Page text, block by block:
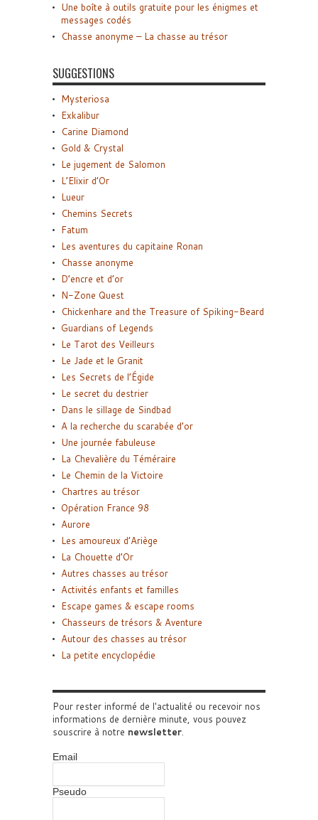
Une boîte à outils gratuite pour les énigmes et
messages codés
Chasse anonyme – La chasse au trésor
SUGGESTIONS
Mysteriosa
Exkalibur
Carine Diamond
Gold & Crystal
Le jugement de Salomon
L’Elixir d’Or
Lueur
Chemins Secrets
Fatum
Les aventures du capitaine Ronan
Chasse anonyme
D’encre et d’or
N-Zone Quest
Chickenhare and the Treasure of Spiking-Beard
Guardians of Legends
Le Tarot des Veilleurs
Le Jade et le Granit
Les Secrets de l’Égide
Le secret du destrier
Dans le sillage de Sindbad
A la recherche du scarabée d’or
Une journée fabuleuse
La Chevalière du Téméraire
Le Chemin de la Victoire
Chartres au trésor
Opération France 98
Aurore
Les amoureux d’Ariège
La Chouette d’Or
Autres chasses au trésor
Activités enfants et familles
Escape games & escape rooms
Chasseurs de trésors & Aventure
Autour des chasses au trésor
La petite encyclopédie
Pour rester informé de l'actualité ou recevoir nos
informations de dernière minute, vous pouvez
souscrire à notre newsletter.
Email
Pseudo